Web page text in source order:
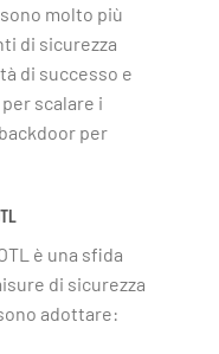
molto più
di sicurezza
di successo e
scalare i
per
è una sfida
di sicurezza
adottare: